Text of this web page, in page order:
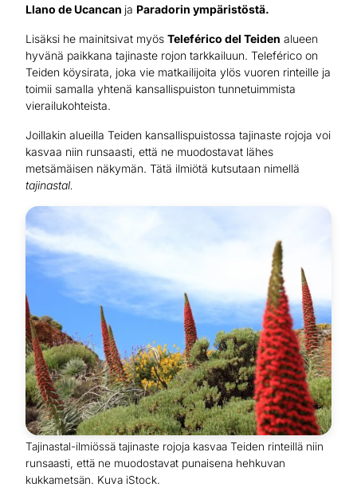
Llano de Ucancan ja Paradorin ympäristöstä.
Lisäksi he mainitsivat myös Teleférico del Teiden alueen
hyvänä paikkana tajinaste rojon tarkkailuun. Teleférico on
Teiden köysirata, joka vie matkailijoita ylös vuoren rinteille ja
toimii samalla yhtenä kansallispuiston tunnetuimmista
vierailukohteista.
Joillakin alueilla Teiden kansallispuistossa tajinaste rojoja voi
kasvaa niin runsaasti, että ne muodostavat lähes
metsämäisen näkymän. Tätä ilmiötä kutsutaan nimellä
tajinastal.
Tajinastal-ilmiössä tajinaste rojoja kasvaa Teiden rinteillä niin
runsaasti, että ne muodostavat punaisena hehkuvan
kukkametsän. Kuva iStock.